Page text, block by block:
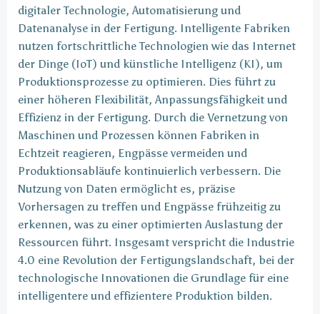
digitaler Technologie, Automatisierung und
Datenanalyse in der Fertigung. Intelligente Fabriken
nutzen fortschrittliche Technologien wie das Internet
der Dinge (IoT) und künstliche Intelligenz (KI), um
Produktionsprozesse zu optimieren. Dies führt zu
einer höheren Flexibilität, Anpassungsfähigkeit und
Effizienz in der Fertigung. Durch die Vernetzung von
Maschinen und Prozessen können Fabriken in
Echtzeit reagieren, Engpässe vermeiden und
Produktionsabläufe kontinuierlich verbessern. Die
Nutzung von Daten ermöglicht es, präzise
Vorhersagen zu treffen und Engpässe frühzeitig zu
erkennen, was zu einer optimierten Auslastung der
Ressourcen führt. Insgesamt verspricht die Industrie
4.0 eine Revolution der Fertigungslandschaft, bei der
technologische Innovationen die Grundlage für eine
intelligentere und effizientere Produktion bilden.